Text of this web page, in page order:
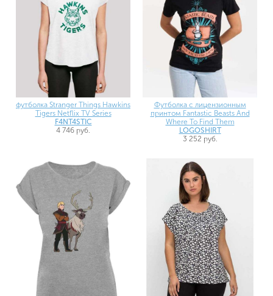
футболка Stranger Things Hawkins
Tigers Netflix TV Series
F4NT4STIC
4 746 руб.
Футболка с лицензионным
принтом Fantastic Beasts And
Where To Find Them
LOGOSHIRT
3 252 руб.